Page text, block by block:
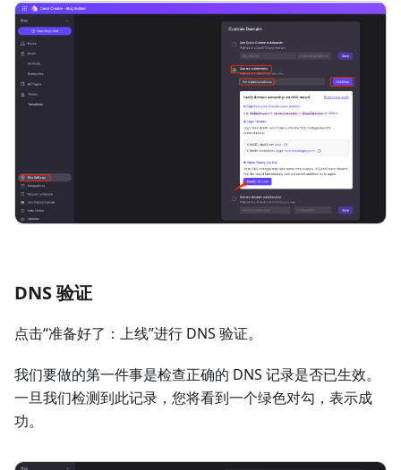
DNS 验证
点击“准备好了：上线”进行 DNS 验证。
我们要做的第一件事是检查正确的 DNS 记录是否已生效。
一旦我们检测到此记录，您将看到一个绿色对勾，表示成
功。